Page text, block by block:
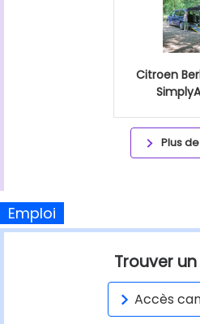
Citroen
Plus
Emploi
Trouver
Accès